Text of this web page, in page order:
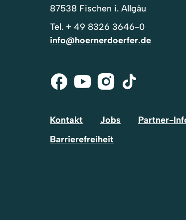
87538 Fischen i. Allgäu
Tel. + 49 8326 3646-0
info@hoernerdoerfer.de
Facebook
Youtube
Instagram
Tik-
Kontakt Jobs Partner-
Barrierefreiheit